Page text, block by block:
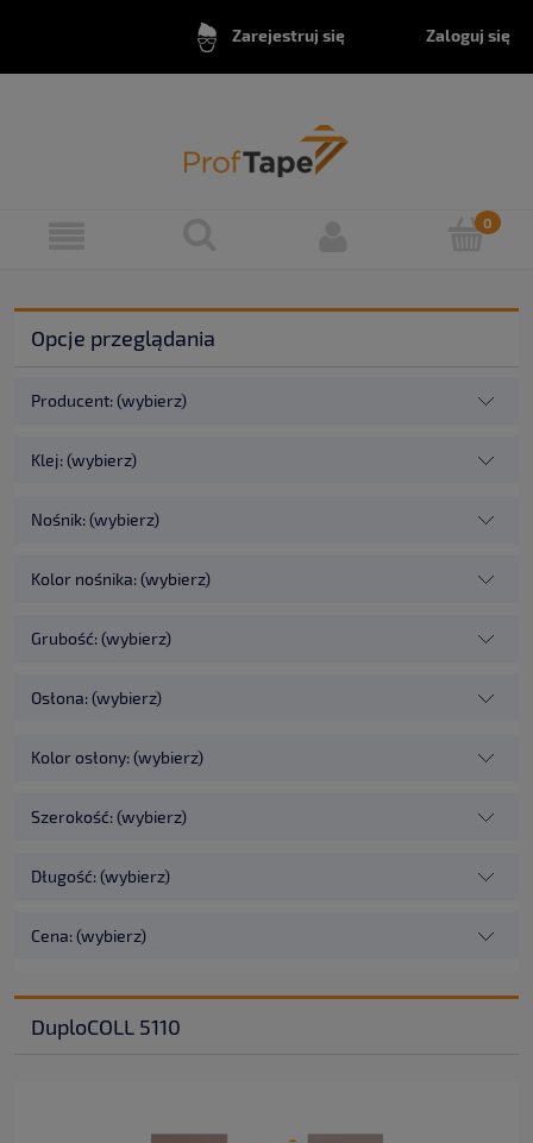
Zarejestruj się Zaloguj się
Opcje przeglądania
Producent: (wybierz)
Klej: (wybierz)
Nośnik: (wybierz)
Kolor nośnika: (wybierz)
Grubość: (wybierz)
Osłona: (wybierz)
Kolor osłony: (wybierz)
Szerokość: (wybierz)
Długość: (wybierz)
Cena: (wybierz)
DuploCOLL 5110